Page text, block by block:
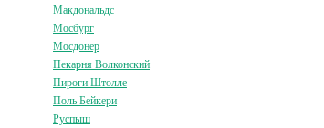
Макдональдс
Мосбург
Мосдонер
Пекарня Волконский
Пироги Штолле
Поль Бейкери
Руспыш